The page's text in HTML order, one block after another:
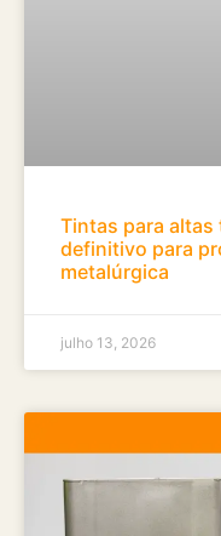
Tintas para altas
definitivo para
metalúrgica
julho 13, 2026